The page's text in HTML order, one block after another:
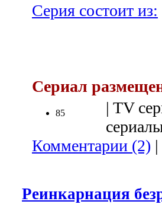
Серия состоит из:
Сериал
85
| TV
Комментарии (2) |
Реинкарнация